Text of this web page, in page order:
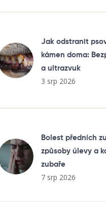
Jak odstranit
kámen doma:
a ultrazvuk
3 srp 2026
Bolest předních
způsoby úlevy a
zubaře
7 srp 2026